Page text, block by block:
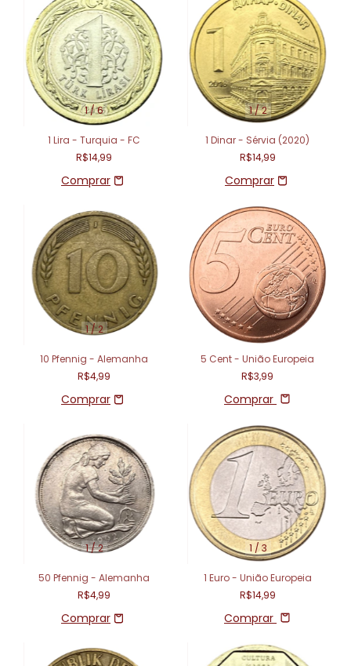
1/6
1 Lira - Turquia - FC
R$14,99
1/2
1 Dinar - Sérvia (2020)
R$14,99
1/2
10 Pfennig - Alemanha
R$4,99
5 Cent - União Europeia
R$3,99
Comprar
1/2
50 Pfennig - Alemanha
R$4,99
1 / 3
1 Euro - União Europeia
R$14,99
Comprar